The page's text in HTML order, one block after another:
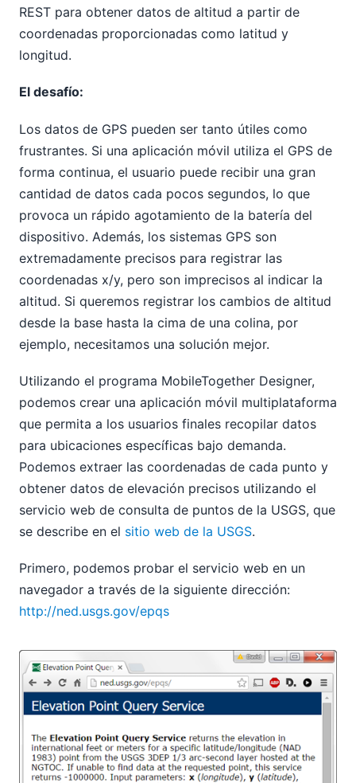
REST para obtener datos de altitud a partir de
coordenadas proporcionadas como latitud y
longitud.
El desafío:
Los datos de GPS pueden ser tanto útiles como
frustrantes. Si una aplicación móvil utiliza el GPS de
forma continua, el usuario puede recibir una gran
cantidad de datos cada pocos segundos, lo que
provoca un rápido agotamiento de la batería del
dispositivo. Además, los sistemas GPS son
extremadamente precisos para registrar las
coordenadas x/y, pero son imprecisos al indicar la
altitud. Si queremos registrar los cambios de altitud
desde la base hasta la cima de una colina, por
ejemplo, necesitamos una solución mejor.
Utilizando el programa MobileTogether Designer,
podemos crear una aplicación móvil multiplataforma
que permita a los usuarios finales recopilar datos
para ubicaciones específicas bajo demanda.
Podemos extraer las coordenadas de cada punto y
obtener datos de elevación precisos utilizando el
servicio web de consulta de puntos de la USGS, que
se describe en el sitio web de la USGS.
Primero, podemos probar el servicio web en un
navegador a través de la siguiente dirección:
http://ned.usgs.gov/epqs